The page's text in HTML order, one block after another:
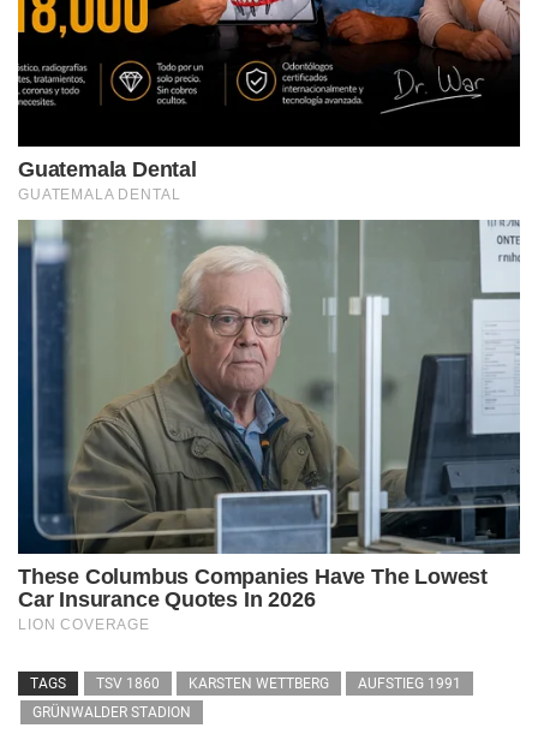
TAGS TSV 1860 KARSTEN WETTBERG
AUFSTIEG 1991
GRÜNWALDER STADION